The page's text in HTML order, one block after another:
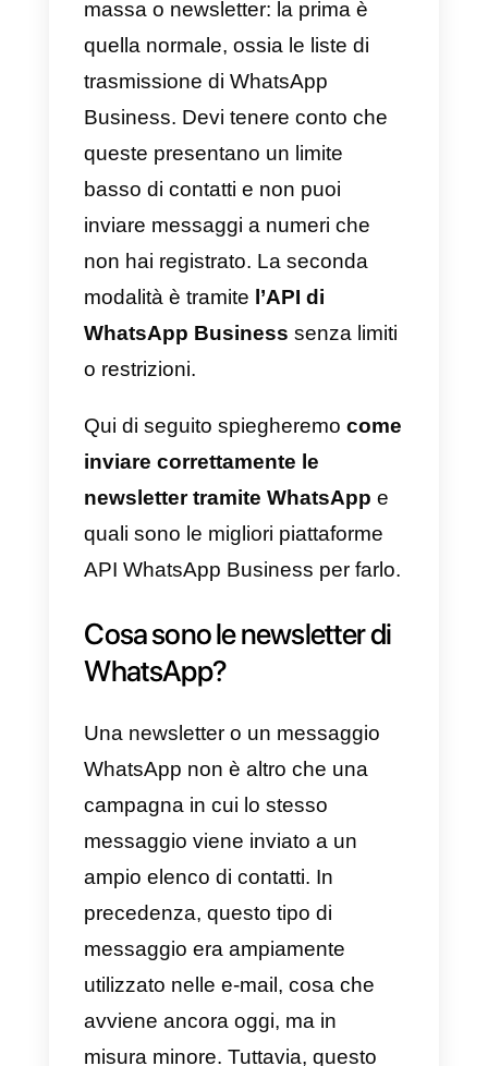
applicazione di messaggistica.
Questo perché una delle regole
principali di WhatsApp è non
mandare messaggi spam ai
contatti. Pertanto, l’unico modo
per mandare una newsletter su
WhatsApp è utilizzare
WhatsApp Business.
modalità per inviare messaggi di
massa o newsletter: la prima è
quella normale, ossia le liste di
trasmissione di WhatsApp
queste presentano un limite
inviare messaggi a numeri che
non hai registrato. La seconda
modalità è tramite l’API di
WhatsApp Business
o restrizioni.
Qui di seguito spiegheremo
inviare correttamente le